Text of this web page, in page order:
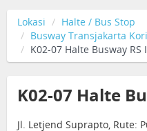
Lokasi
Halte / Bus Stop
Busway Transjakarta
K02-07 Halte Busway RS
K02-07 Halte
Jl. Letjend Suprapto, Rute: